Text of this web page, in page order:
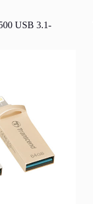
USB 3.1-